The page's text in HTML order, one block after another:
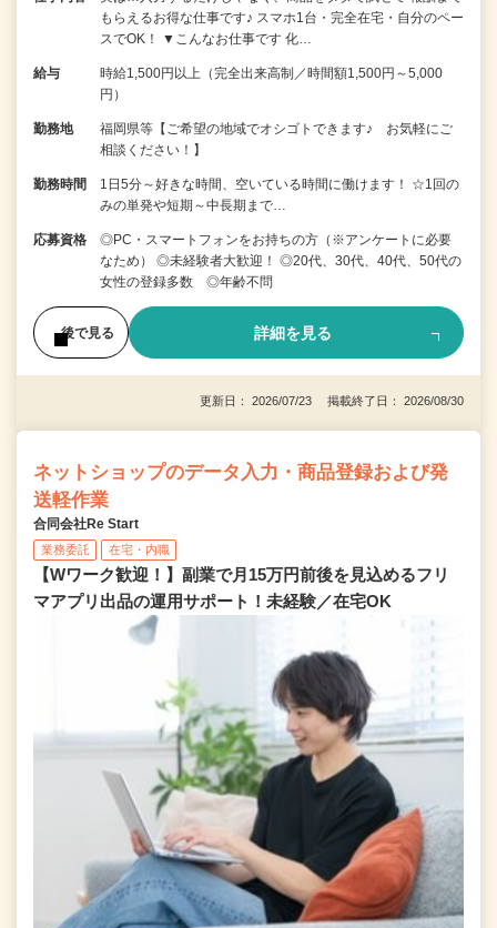
もらえるお得な仕事です♪ スマホ1台・完全在宅・自分のペー
スでOK！ ▼こんなお仕事です 化…
給与
時給1,500円以上（完全出来高制／時間額1,500円～5,000
円）
勤務地
福岡県等【ご希望の地域でオシゴトできます♪ お気軽にご
相談ください！】
勤務時間
1日5分～好きな時間、空いている時間に働けます！ ☆1回の
みの単発や短期～中長期まで…
応募資格
◎PC・スマートフォンをお持ちの方（※アンケートに必要
なため） ◎未経験者大歓迎！ ◎20代、30代、40代、50代の
女性の登録多数 ◎年齢不問
後で見る 詳細を見る
更新日： 2026/07/23 掲載終了日： 2026/08/30
ネットショップのデータ入力・商品登録および発
送軽作業
合同会社Re Start
業務委託 在宅・内職
【Wワーク歓迎！】副業で月15万円前後を見込めるフリ
マアプリ出品の運用サポート！未経験／在宅OK